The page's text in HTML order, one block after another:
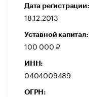
Дата регистрации:
18.12.2013
Уставной капитал:
100 000 ₽
ИНН:
0404009489
ОГРН: